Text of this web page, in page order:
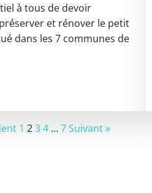
à tous de devoir
et rénover le petit
dans les 7 communes de
1 2 3 4 … 7 Suivant »